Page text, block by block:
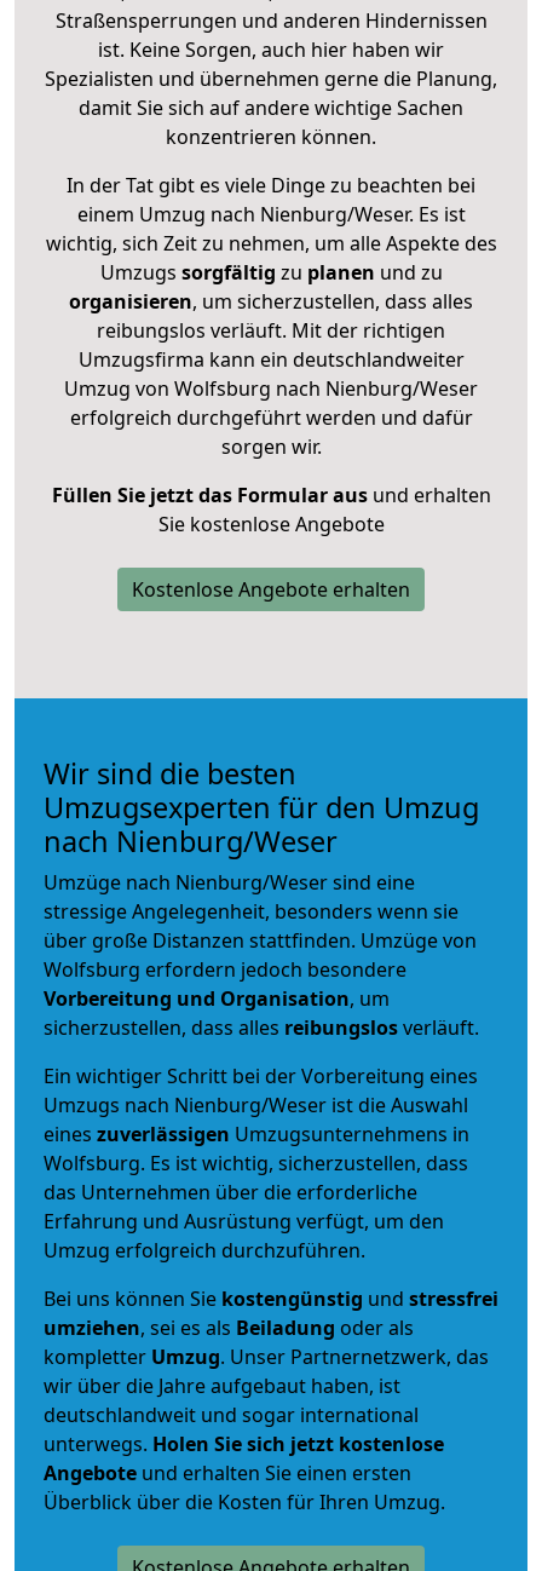
Straßensperrungen und anderen Hindernissen
ist. Keine Sorgen, auch hier haben wir
Spezialisten und übernehmen gerne die Planung,
damit Sie sich auf andere wichtige Sachen
konzentrieren können.
In der Tat gibt es viele Dinge zu beachten bei
einem Umzug nach Nienburg/Weser. Es ist
wichtig, sich Zeit zu nehmen, um alle Aspekte des
Umzugs sorgfältig zu planen und zu
organisieren, um sicherzustellen, dass alles
reibungslos verläuft. Mit der richtigen
Umzugsfirma kann ein deutschlandweiter
Umzug von Wolfsburg nach Nienburg/Weser
erfolgreich durchgeführt werden und dafür
sorgen wir.
Füllen Sie jetzt das Formular ausund erhalten
Sie kostenlose Angebote
Kostenlose Angebote erhalten
Wir sind die besten
Umzugsexperten für den Umzug
nach Nienburg/Weser
Umzüge nach Nienburg/Weser sind eine
stressige Angelegenheit, besonders wenn sie
über große Distanzen stattfinden. Umzüge von
Wolfsburg erfordern jedoch besondere
Vorbereitung und Organisation, um
sicherzustellen, dass alles reibungslosverläuft.
Ein wichtiger Schritt bei der Vorbereitung eines
Umzugs nach Nienburg/Weser ist die Auswahl
eines zuverlässigen Umzugsunternehmens in
Wolfsburg. Es ist wichtig, sicherzustellen, dass
das Unternehmen über die erforderliche
Erfahrung und Ausrüstung verfügt, um den
Umzug erfolgreich durchzuführen.
Bei uns können Sie kostengünstig und stressfrei
umziehen, sei es als Beiladung oder als
kompletter Umzug. Unser Partnernetzwerk, das
wir über die Jahre aufgebaut haben, ist
deutschlandweit und sogar international
unterwegs. Holen Sie sich jetzt kostenlose
Angebote und erhalten Sie einen ersten
Überblick über die Kosten für Ihren Umzug.